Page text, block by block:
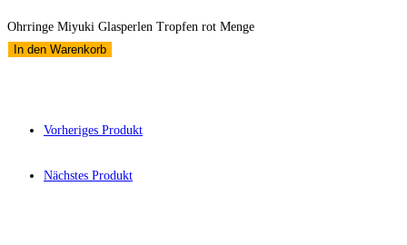
Ohrringe Miyuki Glasperlen Tropfen rot Menge
In den Warenkorb
Vorheriges Produkt
Nächstes Produkt